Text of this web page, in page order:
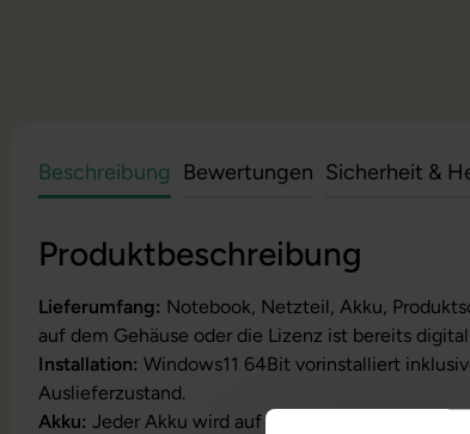
Beschreibung Bewertungen Sicherheit &
Produktbeschreibung
Lieferumfang: Notebook, Netzteil, Akku,
auf dem Gehäuse oder die Lizenz ist bereits
Installation: Windows11 64Bit vorinstalliert
Auslieferzustand.
Akku: Jeder Akku wird auf Funktion geprüft. Die